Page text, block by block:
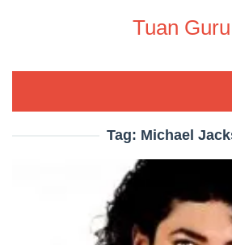
Tuan Guru
Tag: Michael